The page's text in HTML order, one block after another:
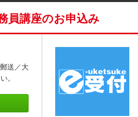
員講座のお申込み
送／大
。